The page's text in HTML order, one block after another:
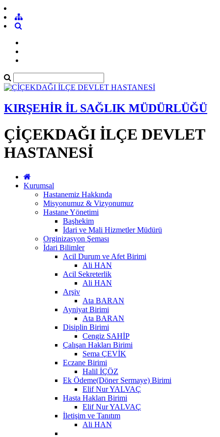
KIRŞEHİR İL SAĞLIK MÜDÜRLÜĞÜ
ÇİÇEKDAĞI İLÇE DEVLET
HASTANESİ
Kurumsal
Hastanemiz Hakkında
Misyonumuz & Vizyonumuz
Hastane Yönetimi
Başhekim
İdari ve Mali Hizmetler Müdürü
Orginizasyon Şeması
İdari Bilimler
Acil Durum ve Afet Birimi
Ali HAN
Acil Sekreterlik
Ali HAN
Arşiv
Ata BARAN
Ayniyat Birimi
Ata BARAN
Disiplin Birimi
Cengiz SAHİP
Çalışan Hakları Birimi
Sema ÇEVİK
Eczane Birimi
Halil İÇÖZ
Ek Ödeme(Döner Sermaye) Birimi
Elif Nur YALVAÇ
Hasta Hakları Birimi
Elif Nur YALVAÇ
İletişim ve Tanıtım
Ali HAN